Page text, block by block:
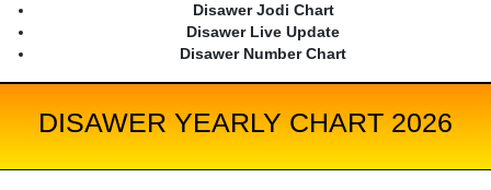
Disawer Jodi Chart
Disawer Live Update
Disawer Number Chart
DISAWER YEARLY CHART 2026